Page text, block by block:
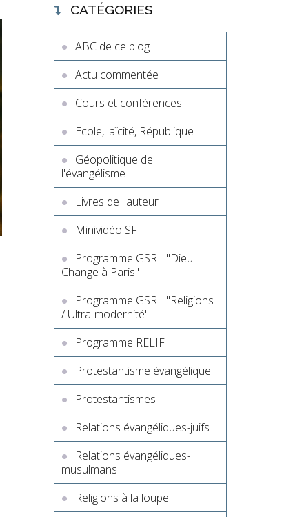
CATÉGORIES
ABC de ce blog
Actu commentée
Cours et conférences
Ecole, laïcité, République
Géopolitique de
l'évangélisme
Livres de l'auteur
Minividéo SF
Programme GSRL "Dieu
Change à Paris"
Programme GSRL "Religions
/ Ultra-modernité"
Programme RELIF
Protestantisme évangélique
Protestantismes
Relations évangéliques-juifs
Relations évangéliques-
musulmans
Religions à la loupe